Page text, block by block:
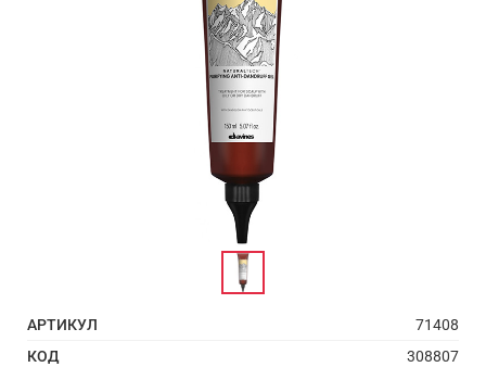
АРТИКУЛ
71408
КОД
308807